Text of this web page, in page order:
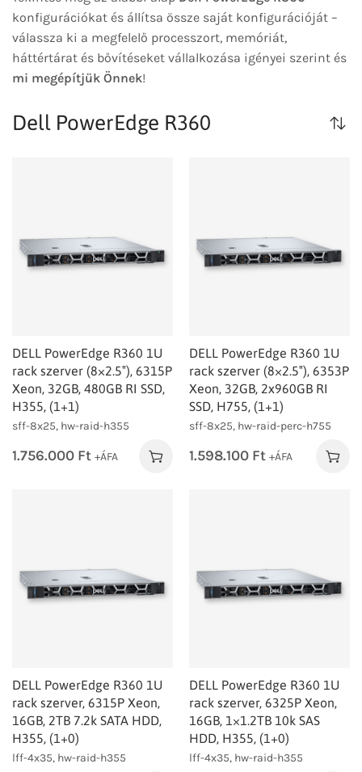
konfigurációkat és állítsa össze saját konfigurációját –
válassza ki a megfelelő processzort, memóriát,
háttértárat és bővítéseket vállalkozása igényei szerint és
mi megépítjük Önnek!
Dell PowerEdge R360
DELL PowerEdge R360 1U
rack szerver (8×2.5″), 6315P
Xeon, 32GB, 480GB RI SSD,
H355, (1+1)
sff-8x25, hw-raid-h355
1.756.000 Ft +ÁFA
DELL PowerEdge R360 1U
rack szerver (8×2.5″), 6353P
Xeon, 32GB, 2x960GB RI
SSD, H755, (1+1)
sff-8x25, hw-raid-perc-h755
1.598.100 Ft +ÁFA
DELL PowerEdge R360 1U
rack szerver, 6315P Xeon,
16GB, 2TB 7.2k SATA HDD,
H355, (1+0)
lff-4x35, hw-raid-h355
DELL PowerEdge R360 1U
rack szerver, 6325P Xeon,
16GB, 1×1.2TB 10k SAS
HDD, H355, (1+0)
lff-4x35, hw-raid-h355